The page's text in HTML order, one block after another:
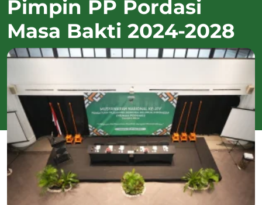
Pimpin PP Pordasi
Masa Bakti 2024-2028